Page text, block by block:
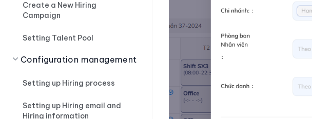
Create a New Hiring
Campaign
Setting Talent Pool
Configuration management
Setting up Hiring process
Setting up Hiring email and
Hiring information